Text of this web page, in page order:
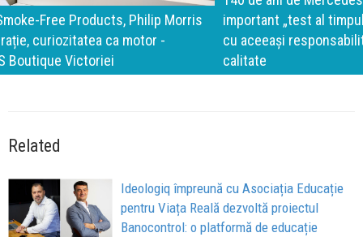
important „test al timpului” este să inovăm constant, dar
cu aceeași responsabilitate față de oameni, siguranță și
calitate
Related
Ideologiq împreună cu Asociația Educație
pentru Viața Reală dezvoltă proiectul
Banocontrol: o platformă de educație